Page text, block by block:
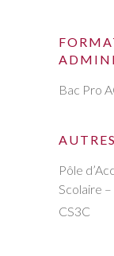
Bac Pro
Pôle
Scolaire –
CS3C